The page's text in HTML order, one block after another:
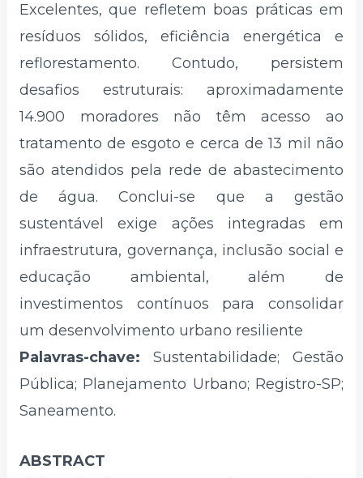
Excelentes, que refletem boas práticas em
resíduos sólidos, eficiência energética e
reflorestamento. Contudo, persistem
desafios estruturais: aproximadamente
14.900 moradores não têm acesso ao
tratamento de esgoto e cerca de 13 mil não
são atendidos pela rede de abastecimento
de água. Conclui-se que a gestão
sustentável exige ações integradas em
infraestrutura, governança, inclusão social e
educação ambiental, além de
investimentos contínuos para consolidar
um desenvolvimento urbano resiliente
Palavras-chave: Sustentabilidade; Gestão
Pública; Planejamento Urbano; Registro-SP;
Saneamento.
ABSTRACT